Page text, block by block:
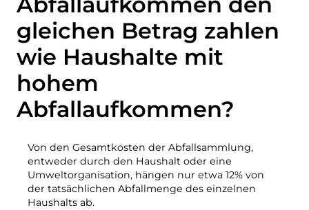
Kompost
Abriss und Renovierung
Mehr Infos
Die Öffnungszeiten
Link zu den BRK-Grundregeln
AT-Leitfaden
Kontakt
Stellenausschreibungen
Das Unternehmen BOFA
gleichen Betrag zahlen
wie Haushalte mit
hohem
Abfallaufkommen?
Von den Gesamtkosten der Abfallsammlung,
entweder durch den Haushalt oder eine
Umweltorganisation, hängen nur etwa 12% von
der tatsächlichen Abfallmenge des einzelnen
Haushalts ab.